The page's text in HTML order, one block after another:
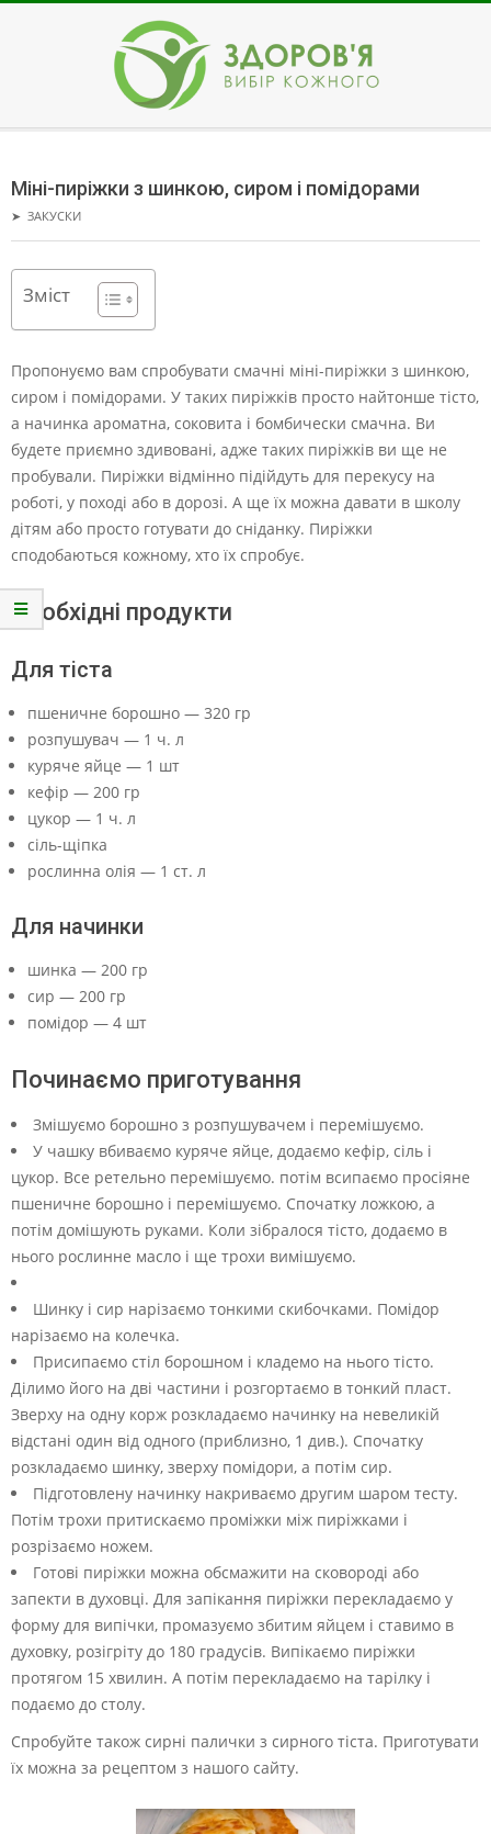
ЗДОРОВ'Я
Menu
Міні-пиріжки з шинкою, сиром і помідорами
➤ ЗАКУСКИ
Зміст
Пропонуємо вам спробувати смачні міні-пиріжки з шинкою,
сиром і помідорами. У таких пиріжків просто найтонше тісто,
а начинка ароматна, соковита і бомбически смачна. Ви
будете приємно здивовані, адже таких пиріжків ви ще не
пробували. Пиріжки відмінно підійдуть для перекусу на
роботі, у поході або в дорозі. А ще їх можна давати в школу
дітям або просто готувати до сніданку. Пиріжки
сподобаються кожному, хто їх спробує.
Необхідні продукти
Для тіста
пшеничне борошно — 320 гр
розпушувач — 1 ч. л
куряче яйце — 1 шт
кефір — 200 гр
цукор — 1 ч. л
сіль-щіпка
рослинна олія — 1 ст. л
Для начинки
шинка — 200 гр
сир — 200 гр
помідор — 4 шт
Починаємо приготування
Змішуємо борошно з розпушувачем і перемішуємо.
У чашку вбиваємо куряче яйце, додаємо кефір, сіль і
цукор. Все ретельно перемішуємо. потім всипаємо просіяне
пшеничне борошно і перемішуємо. Спочатку ложкою, а
потім домішують руками. Коли зібралося тісто, додаємо в
нього рослинне масло і ще трохи вимішуємо.
Шинку і сир нарізаємо тонкими скибочками. Помідор
нарізаємо на колечка.
Присипаємо стіл борошном і кладемо на нього тісто.
Ділимо його на дві частини і розгортаємо в тонкий пласт.
Зверху на одну корж розкладаємо начинку на невеликій
відстані один від одного (приблизно, 1 див.). Спочатку
розкладаємо шинку, зверху помідори, а потім сир.
Підготовлену начинку накриваємо другим шаром тесту.
Потім трохи притискаємо проміжки між пиріжками і
розрізаємо ножем.
Готові пиріжки можна обсмажити на сковороді або
запекти в духовці. Для запікання пиріжки перекладаємо у
форму для випічки, промазуємо збитим яйцем і ставимо в
духовку, розігріту до 180 градусів. Випікаємо пиріжки
протягом 15 хвилин. А потім перекладаємо на тарілку і
подаємо до столу.
Спробуйте також сирні палички з сирного тіста. Приготувати
їх можна за рецептом з нашого сайту.